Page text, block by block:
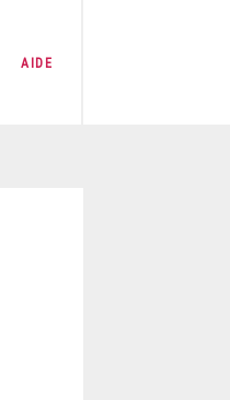
AIDE